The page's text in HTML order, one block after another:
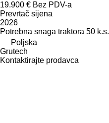
19.900 € Bez PDV-a
Prevrtač sijena
2026
Potrebna snaga traktora 50 k.s.
Poljska
Grutech
Kontaktirajte prodavca